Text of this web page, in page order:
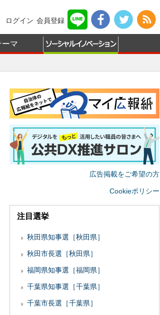
ログイン 会員登録
ーマ
広告掲載をご希望の方
Cookieポリシー
注目選挙
秋田県知事選［秋田県］
秋田市長選［秋田県］
福岡県知事選［福岡県］
千葉県知事選［千葉県］
千葉市長選［千葉県］